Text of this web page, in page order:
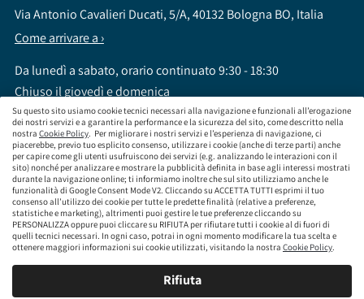
Su questo sito usiamo cookie tecnici necessari alla navigazione e funzionali all’erogazione
dei nostri servizi e a garantire la performance e la sicurezza del sito, come descritto nella
nostra Cookie Policy. Per migliorare i nostri servizi e l’esperienza di navigazione, ci
piacerebbe, previo tuo esplicito consenso, utilizzare i cookie (anche di terze parti) anche
per capire come gli utenti usufruiscono dei servizi (e.g. analizzando le interazioni con il
sito) nonché per analizzare e mostrare la pubblicità definita in base agli interessi mostrati
durante la navigazione online; ti informiamo inoltre che sul sito utilizziamo anche le
funzionalità di Google Consent Mode V2. Cliccando su ACCETTA TUTTI esprimi il tuo
consenso all’utilizzo dei cookie per tutte le predette finalità (relative a preferenze,
statistiche e marketing), altrimenti puoi gestire le tue preferenze cliccando su
PERSONALIZZA oppure puoi cliccare su RIFIUTA per rifiutare tutti i cookie al di fuori di
quelli tecnici necessari. In ogni caso, potrai in ogni momento modificare la tua scelta e
ottenere maggiori informazioni sui cookie utilizzati, visitando la nostra Cookie Policy.
Rifiuta
Via Antonio Cavalieri Ducati, 5/A, 40132 Bologna BO, Italia
Come arrivare a ›
Da lunedì a sabato, orario continuato 9:30 - 18:30
Chiuso il giovedì e domenica
brumbrum S.p.A a socio unico - CF / P.IVA 09323210964 - Numero REA: MI - 2083307 -
Capitale Sociale: Euro 218.547,65 i.v.
Sede Legale Via Leningrado 8, 20161 Milano MI
Società soggetta alla direzione e coordinamento di Aramis Group S.A.
Società soggetta al controllo IVASS, consulta gli estremi dell'iscrizione al sito
www.servizi.ivass.it